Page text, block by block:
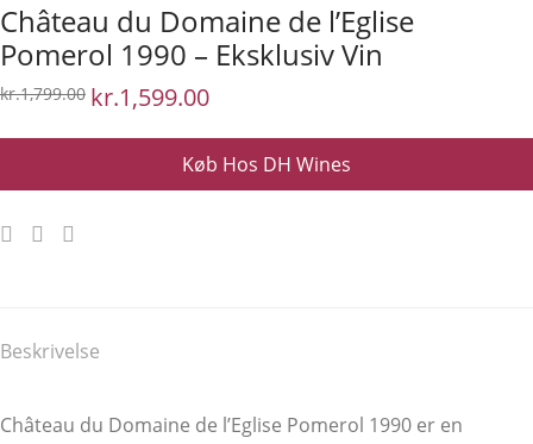
Château du Domaine de l’Eglise
Pomerol 1990 – Eksklusiv Vin
kr.1,799.00 Den
oprindelige
var:
kr.1,599.00Den
aktuelle
er:
kr.1,599.00.
Køb Hos DH Wines
Beskrivelse
Château du Domaine de l’Eglise Pomerol 1990 er en